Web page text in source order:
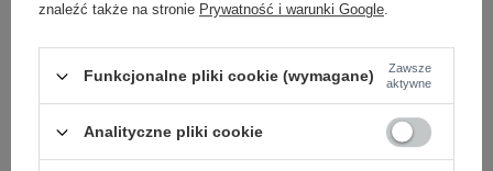
ZALOGUJ SIĘ I ZOBACZ CENĘ
Masz pytanie? Chętnie pomożemy.
znaleźć także na stronie Prywatność i warunki Google.
Funkcjonalne pliki cookie (wymagane)
Zawsze
aktywne
Analityczne pliki cookie